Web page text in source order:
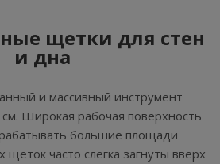
щетки для стен
и дна
и массивный инструмент
Широкая рабочая поверхность
большие площади
щеток часто слегка загнуты вверх